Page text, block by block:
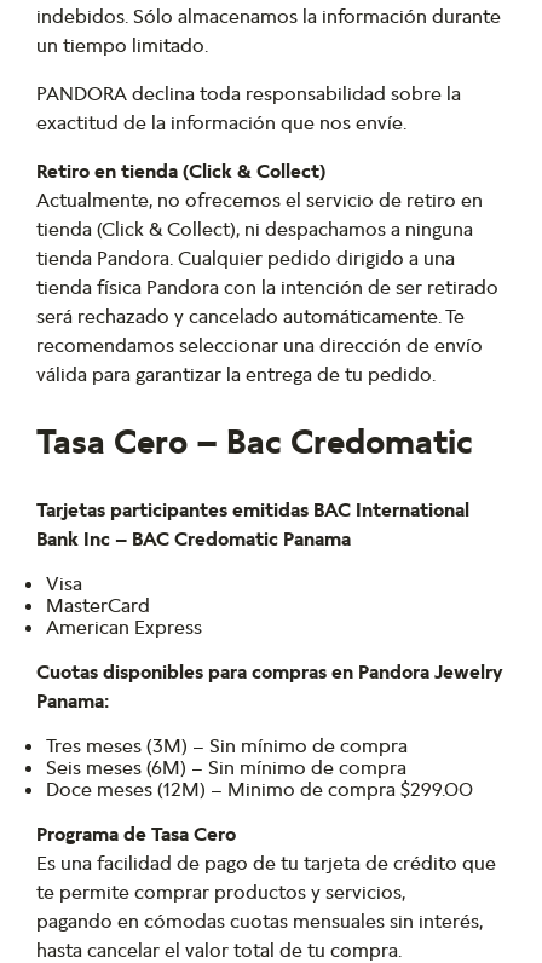
indebidos. Sólo almacenamos la información durante
un tiempo limitado.
PANDORA declina toda responsabilidad sobre la
exactitud de la información que nos envíe.
Retiro en tienda (Click & Collect)
Actualmente, no ofrecemos el servicio de retiro en
tienda (Click & Collect), ni despachamos a ninguna
tienda Pandora. Cualquier pedido dirigido a una
tienda física Pandora con la intención de ser retirado
será rechazado y cancelado automáticamente. Te
recomendamos seleccionar una dirección de envío
válida para garantizar la entrega de tu pedido.
Tasa Cero – Bac Credomatic
Tarjetas participantes emitidas BAC International
Bank Inc – BAC Credomatic Panama
Visa
MasterCard
American Express
Cuotas disponibles para compras en Pandora Jewelry
Panama:
Tres meses (3M) – Sin mínimo de compra
Seis meses (6M) – Sin mínimo de compra
Doce meses (12M) – Minimo de compra $299.00
Programa de Tasa Cero
Es una facilidad de pago de tu tarjeta de crédito que
te permite comprar productos y servicios,
pagando en cómodas cuotas mensuales sin interés,
hasta cancelar el valor total de tu compra.